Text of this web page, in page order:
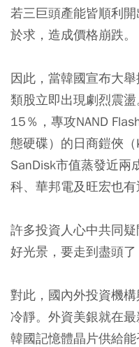
若三巨頭產能皆順利
於求，造成價格崩跌。
因此，當韓國宣布大
類股立即出現劇烈震
15％，專攻NAND
態硬碟）的日商鎧俠（
SanDisk市值蒸發近兩
科、華邦電及旺宏也有
許多投資人心中共同
好光景，要走到盡頭了
對此，國內外投資機
冷靜。外資美銀就在
韓國記憶體晶片供給